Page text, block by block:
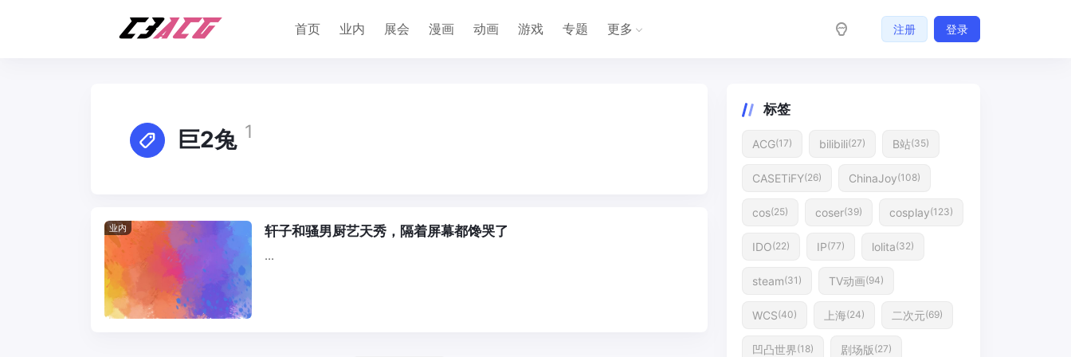
首页 业内 展会 漫画 动画 游戏 专题 更多 注册 登录
巨2兔 1
业内 轩子和骚男厨艺天秀，隔着屏幕都馋哭了
...
标签
ACG(17) bilibili(27) B站(35)
CASETiFY(26) ChinaJoy(108)
cos(25) coser(39) cosplay(123)
IDO(22) IP(77) lolita(32)
steam(31) TV动画(94)
WCS(40) 上海(24) 二次元(69)
凹凸世界(18) 剧场版(27)